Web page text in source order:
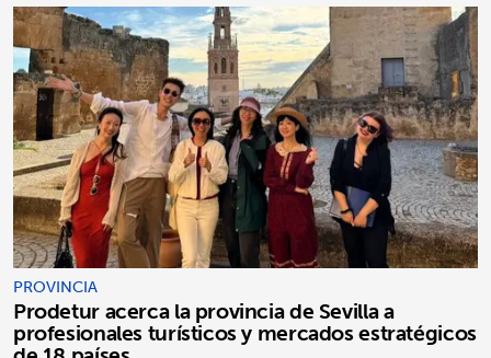
PROVINCIA
Prodetur acerca la provincia de Sevilla a
profesionales turísticos y mercados estratégicos